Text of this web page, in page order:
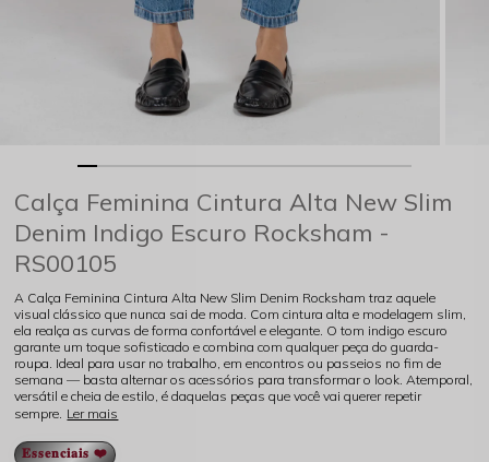
Calça Feminina Cintura Alta New Slim
Denim Indigo Escuro Rocksham -
RS00105
A Calça Feminina Cintura Alta New Slim Denim Rocksham traz aquele
visual clássico que nunca sai de moda. Com cintura alta e modelagem slim,
ela realça as curvas de forma confortável e elegante. O tom indigo escuro
garante um toque sofisticado e combina com qualquer peça do guarda-
roupa. Ideal para usar no trabalho, em encontros ou passeios no fim de
semana — basta alternar os acessórios para transformar o look. Atemporal,
versátil e cheia de estilo, é daquelas peças que você vai querer repetir
sempre. Ler mais
𝐄𝐬𝐬𝐞𝐧𝐜𝐢𝐚𝐢𝐬 ❤️